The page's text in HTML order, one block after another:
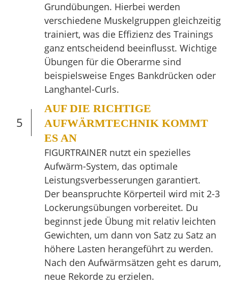
Grundübungen. Hierbei werden
verschiedene Muskelgruppen gleichzeitig
trainiert, was die Effizienz des Trainings
ganz entscheidend beeinflusst. Wichtige
Übungen für die Oberarme sind
beispielsweise Enges Bankdrücken oder
Langhantel-Curls.
5
AUF DIE RICHTIGE
AUFWÄRMTECHNIK KOMMT
ES AN
FIGURTRAINER nutzt ein spezielles
Aufwärm-System, das optimale
Leistungsverbesserungen garantiert.
Der beanspruchte Körperteil wird mit 2-3
Lockerungsübungen vorbereitet. Du
beginnst jede Übung mit relativ leichten
Gewichten, um dann von Satz zu Satz an
höhere Lasten herangeführt zu werden.
Nach den Aufwärmsätzen geht es darum,
neue Rekorde zu erzielen.